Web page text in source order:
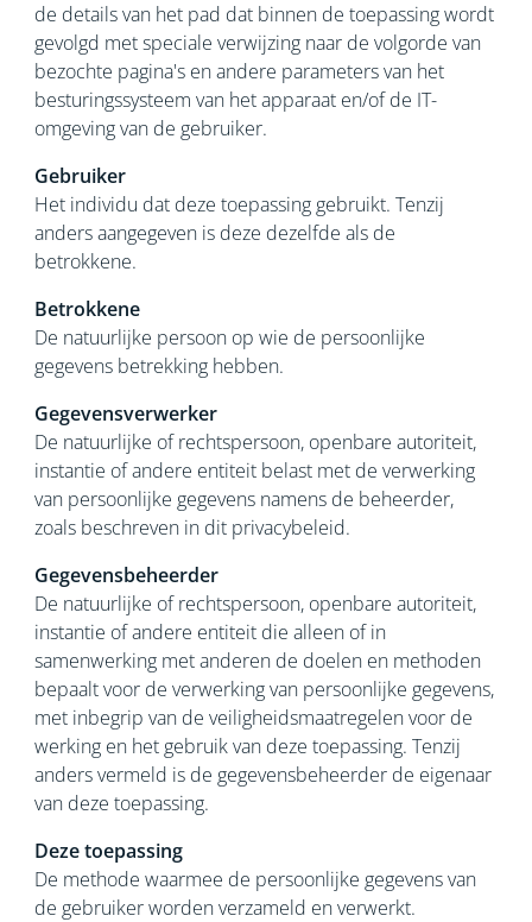
de details van het pad dat binnen de toepassing wordt
gevolgd met speciale verwijzing naar de volgorde van
bezochte pagina's en andere parameters van het
besturingssysteem van het apparaat en/of de IT-
omgeving van de gebruiker.
Gebruiker
Het individu dat deze toepassing gebruikt. Tenzij
anders aangegeven is deze dezelfde als de
betrokkene.
Betrokkene
De natuurlijke persoon op wie de persoonlijke
gegevens betrekking hebben.
Gegevensverwerker
De natuurlijke of rechtspersoon, openbare autoriteit,
instantie of andere entiteit belast met de verwerking
van persoonlijke gegevens namens de beheerder,
zoals beschreven in dit privacybeleid.
Gegevensbeheerder
De natuurlijke of rechtspersoon, openbare autoriteit,
instantie of andere entiteit die alleen of in
samenwerking met anderen de doelen en methoden
bepaalt voor de verwerking van persoonlijke gegevens,
met inbegrip van de veiligheidsmaatregelen voor de
werking en het gebruik van deze toepassing. Tenzij
anders vermeld is de gegevensbeheerder de eigenaar
van deze toepassing.
Deze toepassing
De methode waarmee de persoonlijke gegevens van
de gebruiker worden verzameld en verwerkt.